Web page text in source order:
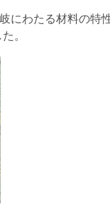
にわたる材料の
。